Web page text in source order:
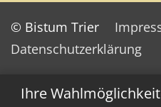
Ihre
© Bistum Trier
Datenschutzerklärung